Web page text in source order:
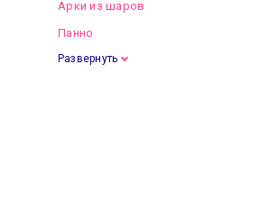
Арки из шаров
Панно
Развернуть